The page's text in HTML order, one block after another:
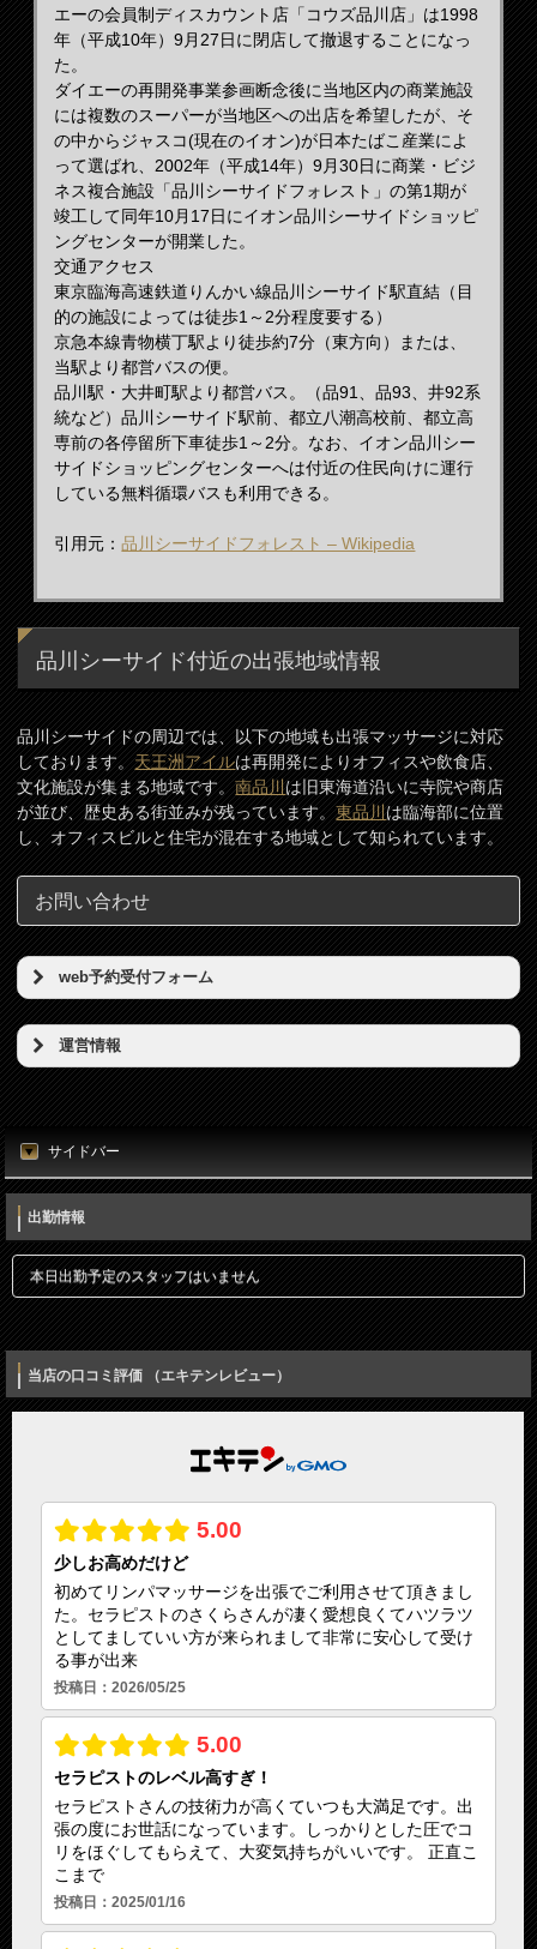
エーの会員制ディスカウント店「コウズ品川店」は1998
年（平成10年）9月27日に閉店して撤退することになっ
た。
ダイエーの再開発事業参画断念後に当地区内の商業施設
には複数のスーパーが当地区への出店を希望したが、そ
の中からジャスコ(現在のイオン)が日本たばこ産業によ
って選ばれ、2002年（平成14年）9月30日に商業・ビジ
ネス複合施設「品川シーサイドフォレスト」の第1期が
竣工して同年10月17日にイオン品川シーサイドショッピ
ングセンターが開業した。
交通アクセス
東京臨海高速鉄道りんかい線品川シーサイド駅直結（目
的の施設によっては徒歩1～2分程度要する）
京急本線青物横丁駅より徒歩約7分（東方向）または、
当駅より都営バスの便。
品川駅・大井町駅より都営バス。（品91、品93、井92系
統など）品川シーサイド駅前、都立八潮高校前、都立高
専前の各停留所下車徒歩1～2分。なお、イオン品川シー
サイドショッピングセンターへは付近の住民向けに運行
している無料循環バスも利用できる。
引用元：品川シーサイドフォレスト – Wikipedia
品川シーサイド付近の出張地域情報
品川シーサイドの周辺では、以下の地域も出張マッサージに対応
しております。天王洲アイルは再開発によりオフィスや飲食店、
文化施設が集まる地域です。南品川は旧東海道沿いに寺院や商店
が並び、歴史ある街並みが残っています。東品川は臨海部に位置
し、オフィスビルと住宅が混在する地域として知られています。
お問い合わせ
web予約受付フォーム
予約希望日（必須）
時刻（必須）
お名前（必須）
メールアドレス（必須）
電話番号（必須）
メッセージ
入力内容を確認しました
運営情報
店名
東京リンパの壺
所在地
東京都港区新橋5丁目5番地3号
電話番号
080-7812-3053
メールアドレス
info@thubo.biz
運営者名
宮田正晴
営業時間
20：00～04：00
予約・受付
18：00～04：00
定休日
年中無休
サイドバー
出勤情報
本日出勤予定のスタッフはいません
当店の口コミ評価 （エキテンレビュー）